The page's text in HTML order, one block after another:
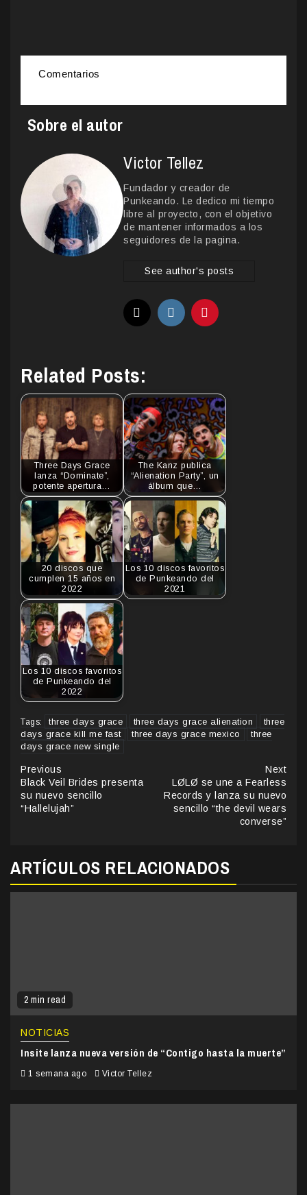
Comentarios
Sobre el autor
Victor Tellez
Fundador y creador de
Punkeando. Le dedico mi tiempo
libre al proyecto, con el objetivo
de mantener informados a los
seguidores de la pagina.
See author's posts
Related Posts:
Three Days Grace
lanza “Dominate”,
potente apertura…
The Kanz publica
“Alienation Party”, un
álbum que…
20 discos que
cumplen 15 años en
2022
Los 10 discos favoritos
de Punkeando del
2021
Los 10 discos favoritos
de Punkeando del
2022
Tags: three days grace three days grace alienation
three
days grace kill me fast
three days grace mexico
three
days grace new single
Continue
Reading
Previous
Black Veil Brides presenta
su nuevo sencillo
“Hallelujah”
Next
LØLØ se une a Fearless
Records y lanza su nuevo
sencillo “the devil wears
converse”
ARTÍCULOS RELACIONADOS
2 min read
NOTICIAS
Insite lanza nueva versión de “Contigo hasta la muerte”
1 semana ago Victor Tellez